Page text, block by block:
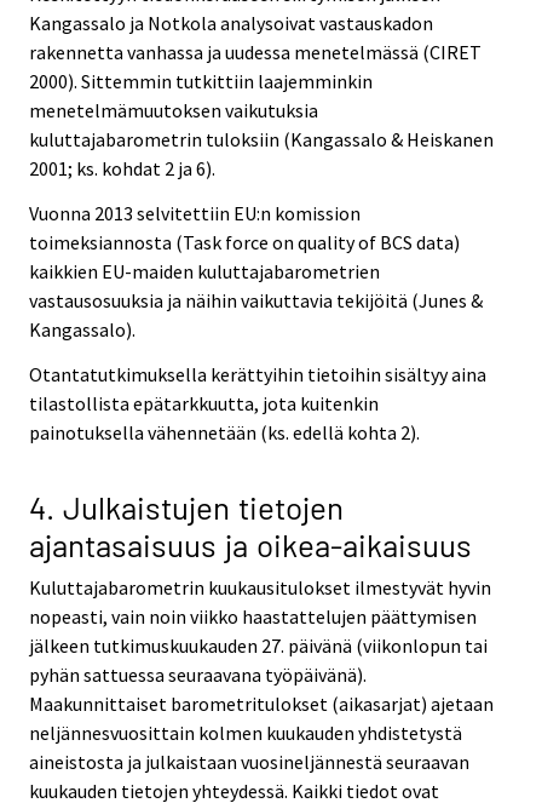
Kangassalo ja Notkola analysoivat vastauskadon
rakennetta vanhassa ja uudessa menetelmässä (CIRET
2000). Sittemmin tutkittiin laajemminkin
menetelmämuutoksen vaikutuksia
kuluttajabarometrin tuloksiin (Kangassalo & Heiskanen
2001; ks. kohdat 2 ja 6).
Vuonna 2013 selvitettiin EU:n komission
toimeksiannosta (Task force on quality of BCS data)
kaikkien EU-maiden kuluttajabarometrien
vastausosuuksia ja näihin vaikuttavia tekijöitä (Junes &
Kangassalo).
Otantatutkimuksella kerättyihin tietoihin sisältyy aina
tilastollista epätarkkuutta, jota kuitenkin
painotuksella vähennetään (ks. edellä kohta 2).
4. Julkaistujen tietojen
ajantasaisuus ja oikea-aikaisuus
Kuluttajabarometrin kuukausitulokset ilmestyvät hyvin
nopeasti, vain noin viikko haastattelujen päättymisen
jälkeen tutkimuskuukauden 27. päivänä (viikonlopun tai
pyhän sattuessa seuraavana työpäivänä).
Maakunnittaiset barometritulokset (aikasarjat) ajetaan
neljännesvuosittain kolmen kuukauden yhdistetystä
aineistosta ja julkaistaan vuosineljännestä seuraavan
kuukauden tietojen yhteydessä. Kaikki tiedot ovat